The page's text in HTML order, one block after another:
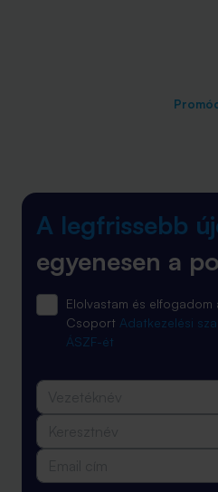
A legfrissebb
egyenesen a
Elolvastam és elfogadom
Csoport Adatkezelési
ÁSZF-ét